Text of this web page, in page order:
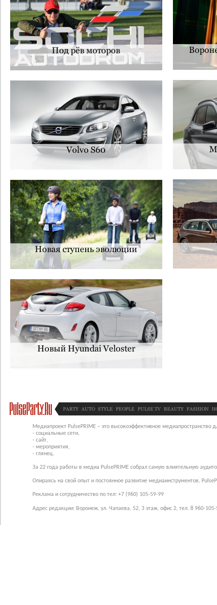
Под рёв моторов
Volvo S60
Новая ступень эволюции
Новый Hyundai Veloster
PARTY AUTO STYLE PEOPLE PULSE TV BEAUTY FASHION
Медиапроект PulsePRIME – это высокоэффективное медиапространство
- социальные сети,
- сайт,
- мероприятия,
- глянец.
За 22 года работы в медиа PulsePRIME собрал самую влиятельную
Опираясь на свой опыт и постоянное развитие медиаинструментов,
Реклама и сотрудничество по тел: +7 (960) 105-59-99
Адрес редакции: Воронеж, ул. Чапаева, 52, 3 этаж, офис 2, тел. 8 960-